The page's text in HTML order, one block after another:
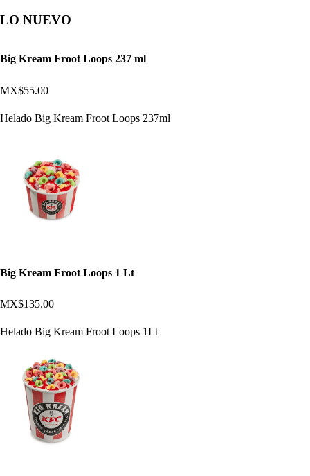
LO NUEVO
Big Kream Froot Loops 237 ml
MX$55.00
Helado Big Kream Froot Loops 237ml
Big Kream Froot Loops 1 Lt
MX$135.00
Helado Big Kream Froot Loops 1Lt